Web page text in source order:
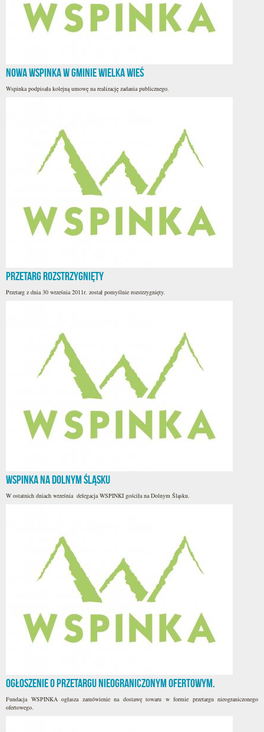
nowa WSPINKA w Gminie Wielka Wieś
Wspinka podpisała kolejną umowę na realizację zadania publicznego.
Przetarg rozstrzygnięty
Przetarg z dnia 30 września 2011r. został pomyślnie rozstrzygnięty.
WSPINKA na Dolnym Śląsku
W ostatnich dniach września delegacja WSPINKI gościła na Dolnym Śląsku.
Ogłoszenie o przetargu nieograniczonym ofertowym.
Fundacja WSPINKA ogłasza zamówienie na dostawę towaru w formie przetargu nieograniczonego
ofertowego.